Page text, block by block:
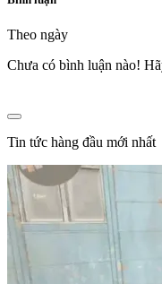
Theo ngày
Chưa có bình luận nào!
Tin tức hàng đầu mới nhất